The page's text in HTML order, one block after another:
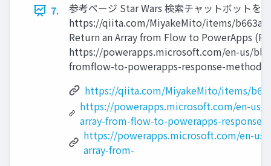
7.
参考ページ Star Wars 検索チャットボットを
https://qiita.com/MiyakeMito/items/
Return an Array from Flow to PowerApps
https://powerapps.microsoft.com/en-us/
fromflow-to-powerapps-response-method/
https://qiita.com/MiyakeMito/items/
https://powerapps.microsoft.com/en-us/
array-from-flow-to-powerapps-
https://powerapps.microsoft.com/en-
array-from-